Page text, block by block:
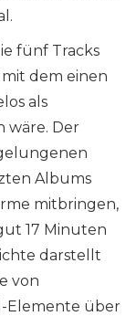
fünf Tracks
dem einen
als
wäre. Der
Albums
mitbringen,
17 Minuten
darstellt
von
Elemente über